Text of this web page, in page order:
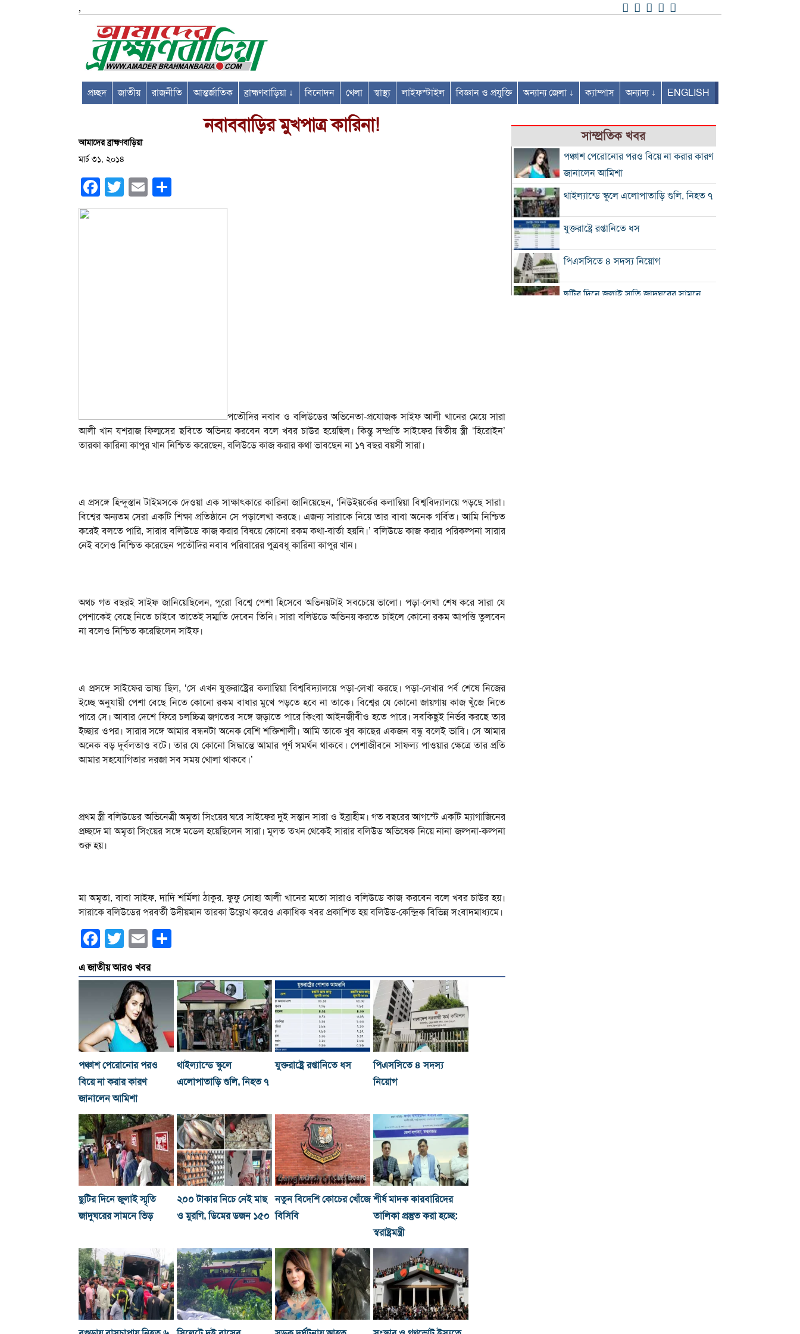
,
প্রচ্ছদ জাতীয় রাজনীতি আন্তর্জাতিক ব্রাহ্মণবাড়িয়া ↓ বিনোদন খেলা স্বাস্থ্য লাইফস্টাইল বিজ্ঞান ও প্রযুক্তি অন্যান্য জেলা ↓ ক্যাম্পাস অন্যান্য ↓ ENGLISH
নবাববাড়ির মুখপাত্র কারিনা!
আমাদের ব্রাহ্মণবাড়িয়া
মার্চ ৩১, ২০১৪
Facebook
Twitter Email
পতৌদির নবাব ও বলিউডের অভিনেতা-প্রযোজক সাইফ আলী খানের মেয়ে সারা
আলী খান যশরাজ ফিল্মসের ছবিতে অভিনয় করবেন বলে খবর চাউর হয়েছিল। কিন্তু সম্প্রতি সাইফের দ্বিতীয় স্ত্রী ‘হিরোইন’
তারকা কারিনা কাপুর খান নিশ্চিত করেছেন, বলিউডে কাজ করার কথা ভাবছেন না ১৭ বছর বয়সী সারা।
এ প্রসঙ্গে হিন্দুস্তান টাইমসকে দেওয়া এক সাক্ষাত্কারে কারিনা জানিয়েছেন, ‘নিউইয়র্কের কলাম্বিয়া বিশ্ববিদ্যালয়ে পড়ছে সারা।
বিশ্বের অন্যতম সেরা একটি শিক্ষা প্রতিষ্ঠানে সে পড়ালেখা করছে। এজন্য সারাকে নিয়ে তার বাবা অনেক গর্বিত। আমি নিশ্চিত
করেই বলতে পারি, সারার বলিউডে কাজ করার বিষয়ে কোনো রকম কথা-বার্তা হয়নি।’ বলিউডে কাজ করার পরিকল্পনা সারার
নেই বলেও নিশ্চিত করেছেন পতৌদির নবাব পরিবারের পুত্রবধূ কারিনা কাপুর খান।
অথচ গত বছরই সাইফ জানিয়েছিলেন, পুরো বিশ্বে পেশা হিসেবে অভিনয়টাই সবচেয়ে ভালো। পড়া-লেখা শেষ করে সারা যে
পেশাকেই বেছে নিতে চাইবে তাতেই সম্মতি দেবেন তিনি। সারা বলিউডে অভিনয় করতে চাইলে কোনো রকম আপত্তি তুলবেন
না বলেও নিশ্চিত করেছিলেন সাইফ।
এ প্রসঙ্গে সাইফের ভাষ্য ছিল, ‘সে এখন যুক্তরাষ্ট্রের কলাম্বিয়া বিশ্ববিদ্যালয়ে পড়া-লেখা করছে। পড়া-লেখার পর্ব শেষে নিজের
ইচ্ছে অনুযায়ী পেশা বেছে নিতে কোনো রকম বাধার মুখে পড়তে হবে না তাকে। বিশ্বের যে কোনো জায়গায় কাজ খুঁজে নিতে
পারে সে। আবার দেশে ফিরে চলচ্চিত্র জগতের সঙ্গে জড়াতে পারে কিংবা আইনজীবীও হতে পারে। সবকিছুই নির্ভর করছে তার
ইচ্ছার ওপর। সারার সঙ্গে আমার বন্ধনটা অনেক বেশি শক্তিশালী। আমি তাকে খুব কাছের একজন বন্ধু বলেই ভাবি। সে আমার
অনেক বড় দুর্বলতাও বটে। তার যে কোনো সিদ্ধান্তে আমার পূর্ণ সমর্থন থাকবে। পেশাজীবনে সাফল্য পাওয়ার ক্ষেত্রে তার প্রতি
আমার সহযোগিতার দরজা সব সময় খোলা থাকবে।’
প্রথম স্ত্রী বলিউডের অভিনেত্রী অমৃতা সিংয়ের ঘরে সাইফের দুই সন্তান সারা ও ইব্রাহীম। গত বছরের আগস্টে একটি ম্যাগাজিনের
প্রচ্ছদে মা অমৃতা সিংয়ের সঙ্গে মডেল হয়েছিলেন সারা। মূলত তখন থেকেই সারার বলিউড অভিষেক নিয়ে নানা জল্পনা-কল্পনা
শুরু হয়।
মা অমৃতা, বাবা সাইফ, দাদি শর্মিলা ঠাকুর, ফুফু সোহা আলী খানের মতো সারাও বলিউডে কাজ করবেন বলে খবর চাউর হয়।
সারাকে বলিউডের পরবর্তী উদীয়মান তারকা উল্লেখ করেও একাধিক খবর প্রকাশিত হয় বলিউড-কেন্দ্রিক বিভিন্ন সংবাদমাধ্যমে।
Facebook
Twitter Email
এ জাতীয় আরও খবর
পঞ্চাশ পেরোনোর পরও
বিয়ে না করার কারণ
জানালেন আমিশা
থাইল্যান্ডে স্কুলে
এলোপাতাড়ি গুলি, নিহত ৭
যুক্তরাষ্ট্রে রপ্তানিতে ধস
পিএসসিতে ৪ সদস্য
নিয়োগ
ছুটির দিনে জুলাই স্মৃতি
জাদুঘরের সামনে ভিড়
২০০ টাকার নিচে নেই মাছ
ও মুরগি, ডিমের ডজন ১৫০
নতুন বিদেশি কোচের খোঁজে
বিসিবি
শীর্ষ মাদক কারবারিদের
তালিকা প্রস্তুত করা হচ্ছে:
স্বরাষ্ট্রমন্ত্রী
সাম্প্রতিক খবর
পঞ্চাশ পেরোনোর পরও বিয়ে না করার কারণ
জানালেন আমিশা
থাইল্যান্ডে স্কুলে এলোপাতাড়ি গুলি, নিহত ৭
যুক্তরাষ্ট্রে রপ্তানিতে ধস
পিএসসিতে ৪ সদস্য নিয়োগ
ছুটির দিনে জুলাই স্মৃতি জাদুঘরের সামনে